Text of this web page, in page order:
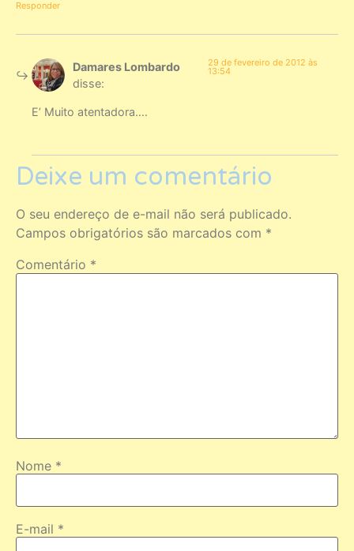
Responder
Damares Lombardo
disse:
29 de fevereiro de 2012 às
13:54
E’ Muito atentadora….
Deixe um comentário
O seu endereço de e-mail não será publicado.
Campos obrigatórios são marcados com *
Comentário *
Nome *
E-mail *